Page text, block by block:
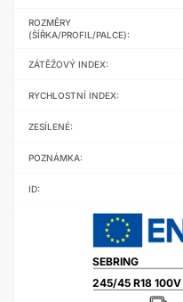
ROZMĚRY
(ŠÍŘKA/PROFIL/PALCE):
ZÁTĚŽOVÝ INDEX:
RYCHLOSTNÍ INDEX:
ZESÍLENÉ:
POZNÁMKA:
ID:
245/45 R18 100V
SEBRING